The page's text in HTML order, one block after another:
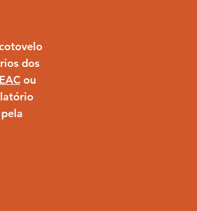
dos
ou